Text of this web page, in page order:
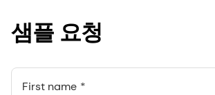
샘플 요청
First name